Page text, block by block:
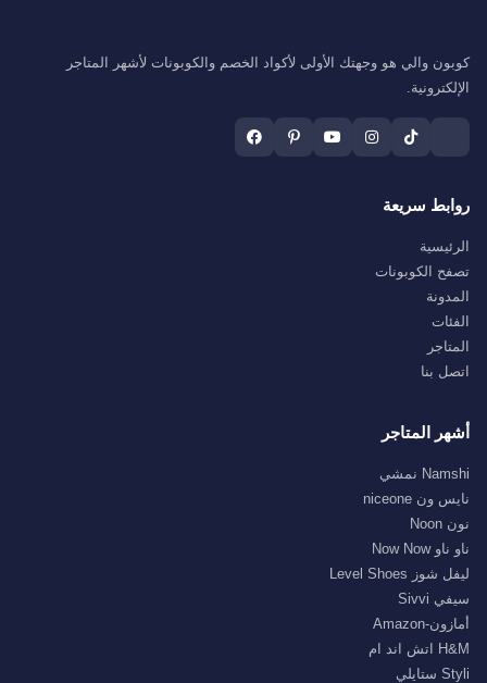
كوبون والي هو وجهتك الأولى لأكواد الخصم والكوبونات لأشهر المتاجر
الإلكترونية.
روابط سريعة
الرئيسية
تصفح الكوبونات
المدونة
الفئات
المتاجر
اتصل بنا
أشهر المتاجر
Namshi نمشي
نايس ون niceone
نون Noon
ناو ناو Now Now
ليفل شوز Level Shoes
سيفي Sivvi
أمازون-Amazon
H&M اتش اند ام
Styli ستايلي